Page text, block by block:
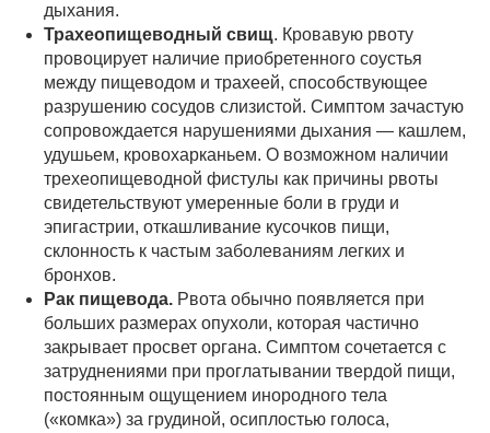
дыхания.
Трахеопищеводный свищ. Кровавую рвоту
провоцирует наличие приобретенного соустья
между пищеводом и трахеей, способствующее
разрушению сосудов слизистой. Симптом зачастую
сопровождается нарушениями дыхания — кашлем,
удушьем, кровохарканьем. О возможном наличии
трехеопищеводной фистулы как причины рвоты
свидетельствуют умеренные боли в груди и
эпигастрии, откашливание кусочков пищи,
склонность к частым заболеваниям легких и
бронхов.
Рак пищевода. Рвота обычно появляется при
больших размерах опухоли, которая частично
закрывает просвет органа. Симптом сочетается с
затруднениями при проглатывании твердой пищи,
постоянным ощущением инородного тела
(«комка») за грудиной, осиплостью голоса,